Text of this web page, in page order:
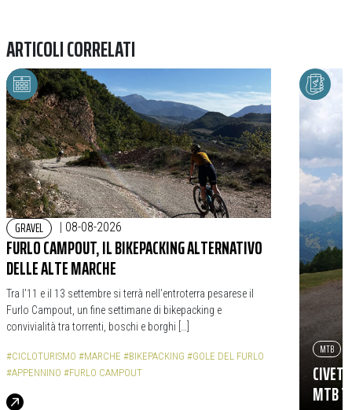
ARTICOLI CORRELATI
GRAVEL | 08-08-2026
FURLO CAMPOUT, IL BIKEPACKING ALTERNATIVO
DELLE ALTE MARCHE
Tra l’11 e il 13 settembre si terrà nell’entroterra pesarese il
Furlo Campout, un fine settimane di bikepacking e
convivialità tra torrenti, boschi e borghi […]
#CICLOTURISMO #MARCHE #BIKEPACKING #GOLE DEL FURLO
#APPENNINO #FURLO CAMPOUT
MTB
MTB